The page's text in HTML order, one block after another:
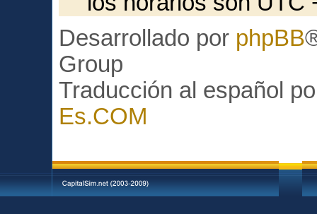
Desarrollado por phpBB
Group
Traducción al español
Es.COM